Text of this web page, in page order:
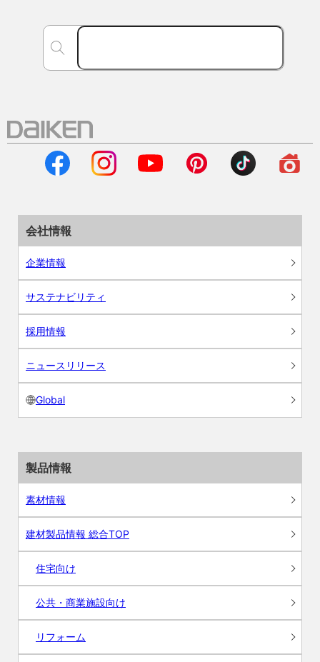
会社情報
企業情報
サステナビリティ
採用情報
ニュースリリース
Global
製品情報
素材情報
建材製品情報 総合TOP
住宅向け
公共・商業施設向け
リフォーム